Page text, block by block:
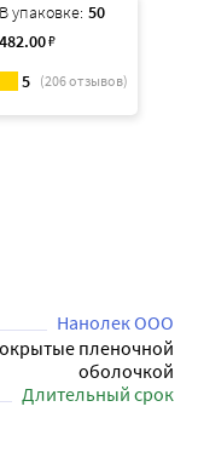
В упаковке: 50
482.00₽
5 (206отзывов)
Нанолек ООО
пленочной
оболочкой
Длительный срок